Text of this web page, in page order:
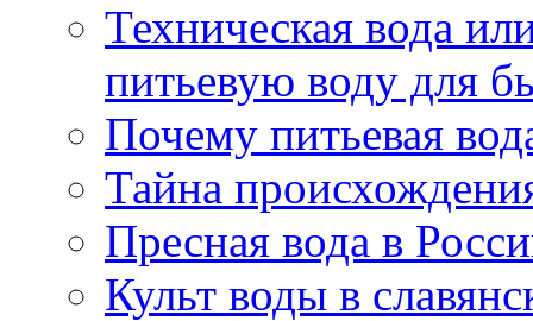
Техническая вода
питьевую воду для
Почему питьевая
Тайна
Пресная вода в
Культ воды в